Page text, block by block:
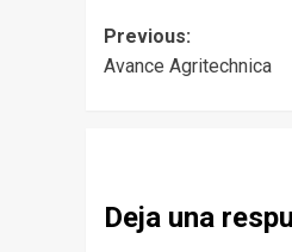
Post
navigation
Previous:
Avance Agritechnica
Deja una